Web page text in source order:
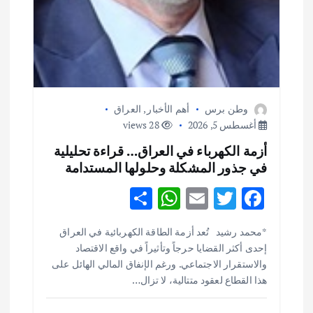
وطن برس أهم الأخبار , العراق
أغسطس 5, 2026
28 views
أزمة الكهرباء في العراق… قراءة تحليلية
في جذور المشكلة وحلولها المستدامة
F
e
b
o
T
w
it
te
r
E
m
ai
l
W
h
at
s
A
S
h
ar
e
*محمد رشيد تُعد أزمة الطاقة الكهربائية في العراق
إحدى أكثر القضايا حرجاً وتأثيراً في واقع الاقتصاد
والاستقرار الاجتماعي. ورغم الإنفاق المالي الهائل على
هذا القطاع لعقود متتالية، لا تزال…
ثقافة وفنون
اختتام ورشة السينوغرافيا في مدينة كلباء الاماراتية
أغسطس 3, 2026